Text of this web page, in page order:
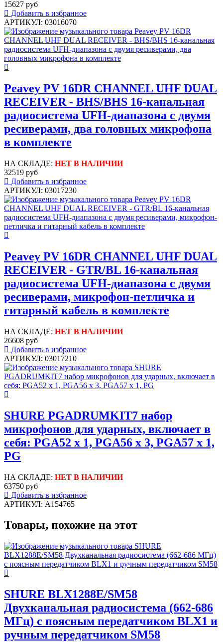
15627 руб
Добавить в избранное
АРТИКУЛ: 03016070
Peavey PV 16DR CHANNEL UHF DUAL
RECEIVER - BHS/BHS 16-канальная
радиосистема UFH-диапазона с двумя
ресиверами, два головных микрофона
в комплекте
НА СКЛАДЕ: НЕТ В НАЛИЧИИ
32519 руб
Добавить в избранное
АРТИКУЛ: 03017230
Peavey PV 16DR CHANNEL UHF DUAL
RECEIVER - GTR/BL 16-канальная
радиосистема UFH-диапазона с двумя
ресиверами, микрофон-петличка и
гитарный кабель в комплекте
НА СКЛАДЕ: НЕТ В НАЛИЧИИ
26608 руб
Добавить в избранное
АРТИКУЛ: 03017210
SHURE PGADRUMKIT7 набор
микрофонов для ударных, включает в
себя: PGA52 х 1, PGA56 х 3, PGA57 х 1,
PG
НА СКЛАДЕ: НЕТ В НАЛИЧИИ
63750 руб
Добавить в избранное
АРТИКУЛ: A154765
Товары, похожие на этот
SHURE BLX1288E/SM58
Двухканальная радиосистема (662-686
МГц) с поясным передатчиком BLX1 и
ручным передатчиком SM58